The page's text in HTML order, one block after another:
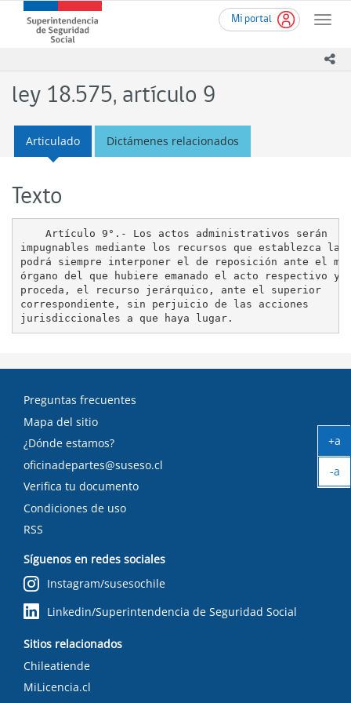
contenido
Mi portal
Toggle
Superintendencia
de
(SUSESO)
-
de
Chile
ley 18.575, artículo 9
Articulado Dictámenes relacionados
Texto
    Artículo 9°.- Los actos administrativos serán
impugnables mediante los recursos que establezca la
podrá siempre interponer el de reposición ante el
órgano del que hubiere emanado el acto respectivo y,
proceda, el recurso jerárquico, ante el superior
correspondiente, sin perjuicio de las acciones
Preguntas frecuentes
Mapa del sitio
¿Dónde estamos?
oficinadepartes@suseso.cl
Verifica tu documento
Condiciones de uso
RSS
Síguenos en redes sociales
Instagram/susesochile
Linkedin/Superintendencia de Seguridad Social
Sitios relacionados
Chileatiende
MiLicencia.cl
+a
-a